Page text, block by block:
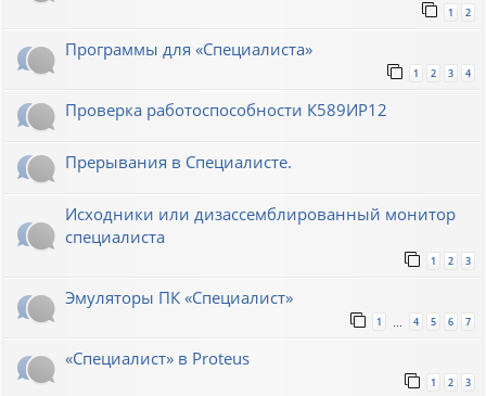
1 2
Программы для «Специалиста»
1 2 3 4
Проверка работоспособности К589ИР12
Прерывания в Специалисте.
Исходники или дизассемблированный монитор
специалиста
1 2 3
Эмуляторы ПК «Специалист»
1 4 5 6 7
«Специалист» в Proteus
1 2 3